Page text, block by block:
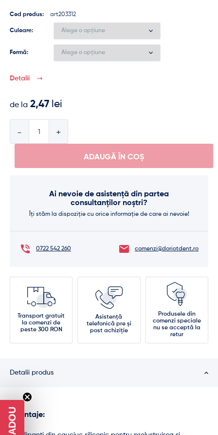
Cod produs: art203312
Culoare
Formă
Detalii
de la 2,47 lei
ADAUGĂ ÎN COȘ
Ai nevoie de asistență din partea
consultanților noștri?
Îți stăm la dispoziție cu orice informație de care ai nevoie!
0722 542 260 comenzi@doriotdent.ro
Transport gratuit
la comenzi de
peste 300 RON
Asistență
telefonică pre și
post achiziție
Produsele din
comenzi speciale
nu se acceptă la
retur
Detalii produs
Avantaje: